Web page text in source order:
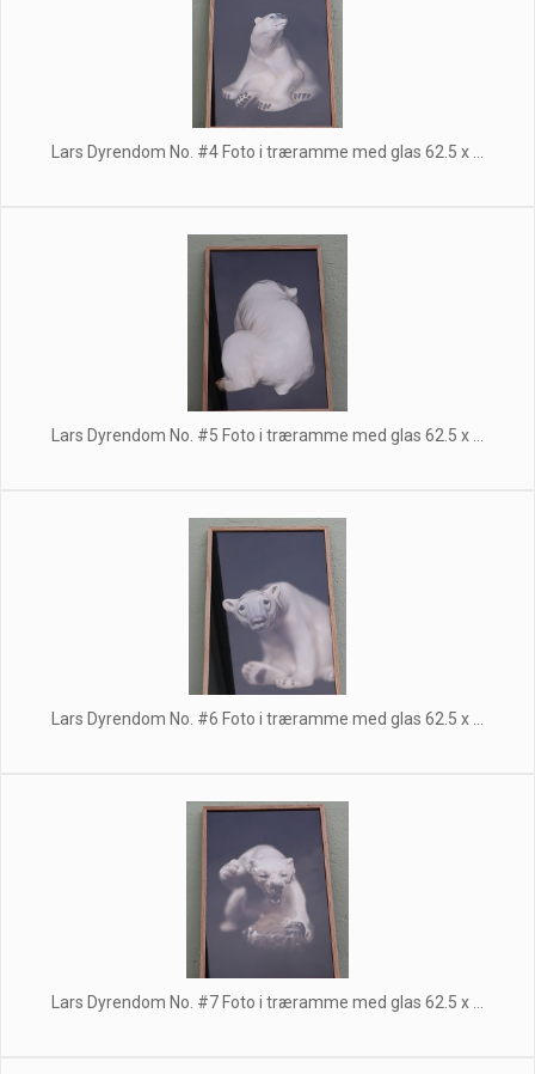
Lars Dyrendom No. #4 Foto i træramme med glas 62.5 x ...
Lars Dyrendom No. #5 Foto i træramme med glas 62.5 x ...
Lars Dyrendom No. #6 Foto i træramme med glas 62.5 x ...
Lars Dyrendom No. #7 Foto i træramme med glas 62.5 x ...